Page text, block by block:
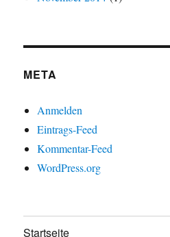
META
Anmelden
Eintrags-Feed
Kommentar-Feed
WordPress.org
Startseite